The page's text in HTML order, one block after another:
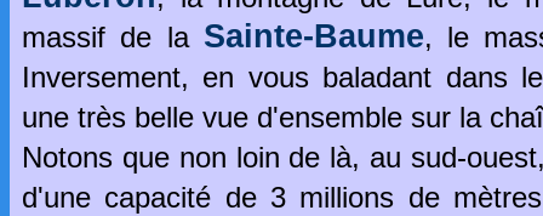
massif de la Sainte-Baume, le
Inversement, en vous baladant dans
une très belle vue d'ensemble sur la
Notons que non loin de là, au sud-
d'une capacité de 3 millions de